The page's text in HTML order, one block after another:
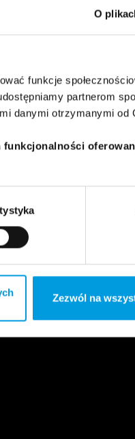
O
funkcje
partnerom
danymi otrzymanymi od
Zezwól na